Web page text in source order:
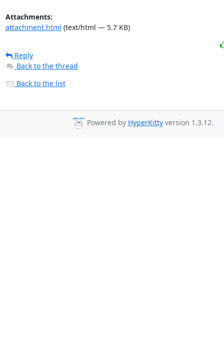
Attachments:
attachment.html (text/html — 5.7 KB)
Reply
Back to the thread
Back to the list
Powered by HyperKittyversion 1.3.12.